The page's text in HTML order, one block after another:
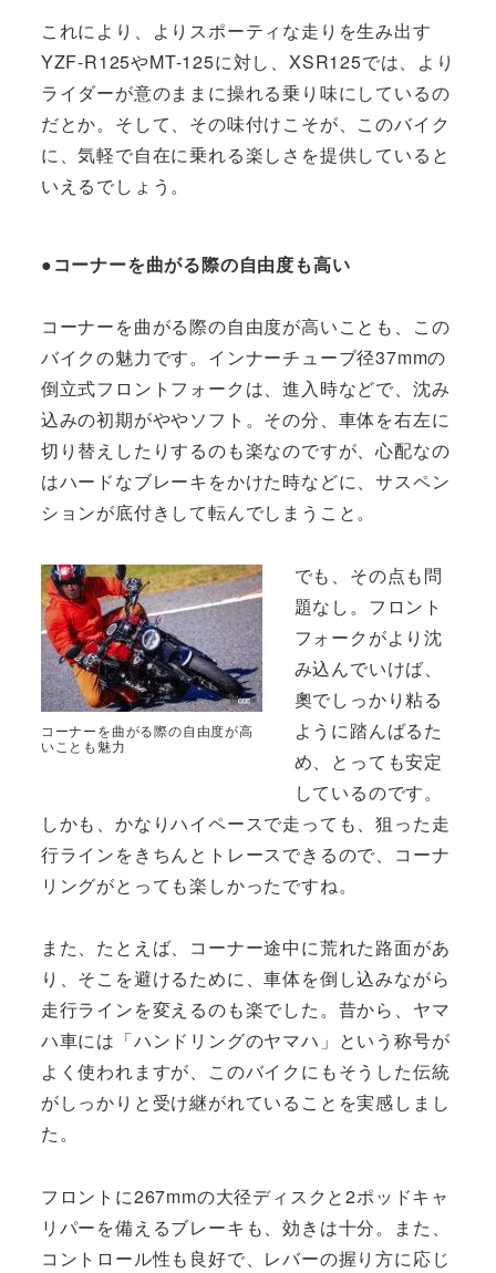
これにより、よりスポーティな走りを生み出す
YZF-R125やMT-125に対し、XSR125では、より
ライダーが意のままに操れる乗り味にしているの
だとか。そして、その味付けこそが、このバイク
に、気軽で自在に乗れる楽しさを提供していると
いえるでしょう。
●コーナーを曲がる際の自由度も高い
コーナーを曲がる際の自由度が高いことも、この
バイクの魅力です。インナーチューブ径37mmの
倒立式フロントフォークは、進入時などで、沈み
込みの初期がややソフト。その分、車体を右左に
切り替えしたりするのも楽なのですが、心配なの
はハードなブレーキをかけた時などに、サスペン
ションが底付きして転んでしまうこと。
コーナーを曲がる際の自由度が高
いことも魅力
でも、その点も問
題なし。フロント
フォークがより沈
み込んでいけば、
奧でしっかり粘る
ように踏んばるた
め、とっても安定
しているのです。
しかも、かなりハイペースで走っても、狙った走
行ラインをきちんとトレースできるので、コーナ
リングがとっても楽しかったですね。
また、たとえば、コーナー途中に荒れた路面があ
り、そこを避けるために、車体を倒し込みながら
走行ラインを変えるのも楽でした。昔から、ヤマ
ハ車には「ハンドリングのヤマハ」という称号が
よく使われますが、このバイクにもそうした伝統
がしっかりと受け継がれていることを実感しまし
た。
フロントに267mmの大径ディスクと2ポッドキャ
リパーを備えるブレーキも、効きは十分。また、
コントロール性も良好で、レバーの握り方に応じ